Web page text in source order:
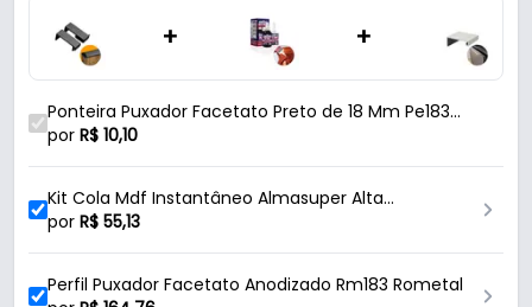
Fabricada em Zamac com acabamento fosco, é
resistente e durável no uso diário. Possui encaixe 18
mm - a1318.
Características:
- Modelo: PE-183
- Material: Zamac
- Cor: Preto
- Medida de encaixe: 18 Mm - A1318
+ +
Ponteira Puxador Facetato Preto de 18 Mm Pe183
Rometal
por R$ 10,10
Kit Cola Mdf Instantâneo Almasuper Alta
Resistencia
por R$ 55,13
Perfil Puxador Facetato Anodizado Rm183 Rometal